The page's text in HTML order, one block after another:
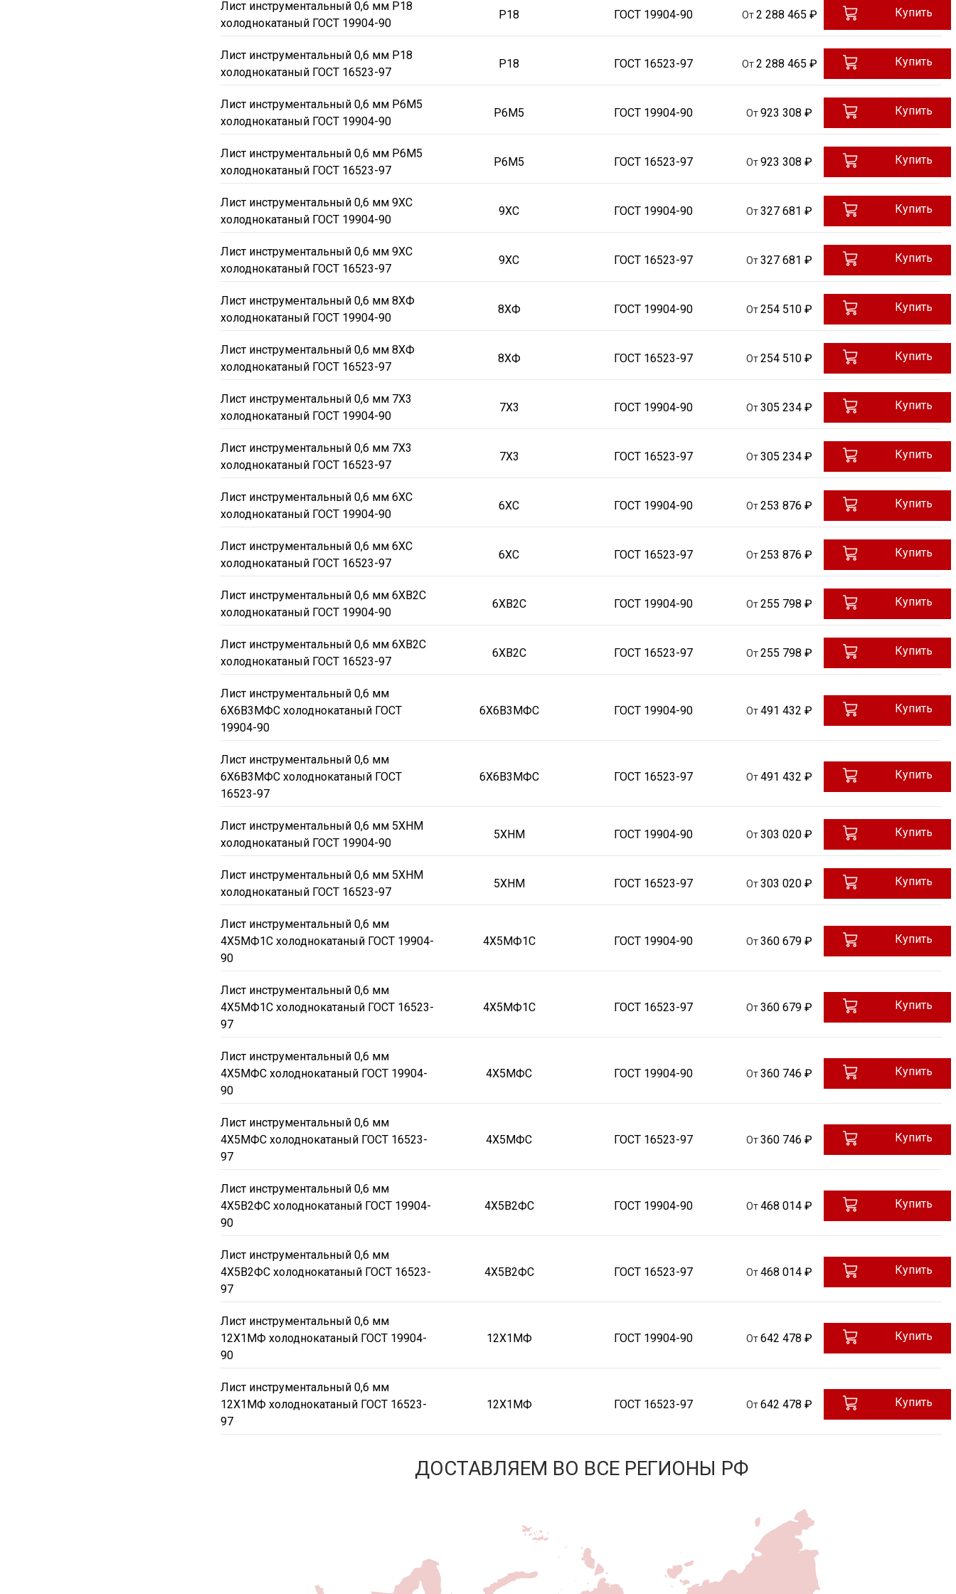
Лист инструментальный 0,6 мм Р18
холоднокатаный ГОСТ 19904-90
Р18 ГОСТ 19904-90 От2 288 465 ₽ Купить
Лист инструментальный 0,6 мм Р18
холоднокатаный ГОСТ 16523-97
Р18 ГОСТ 16523-97 От2 288 465 ₽ Купить
Лист инструментальный 0,6 мм Р6М5
холоднокатаный ГОСТ 19904-90
Р6М5 ГОСТ 19904-90 От 923 308 ₽ Купить
Лист инструментальный 0,6 мм Р6М5
холоднокатаный ГОСТ 16523-97
Р6М5 ГОСТ 16523-97 От 923 308 ₽ Купить
Лист инструментальный 0,6 мм 9ХС
холоднокатаный ГОСТ 19904-90
9ХС ГОСТ 19904-90 От 327 681 ₽ Купить
Лист инструментальный 0,6 мм 9ХС
холоднокатаный ГОСТ 16523-97
9ХС ГОСТ 16523-97 От 327 681 ₽ Купить
Лист инструментальный 0,6 мм 8ХФ
холоднокатаный ГОСТ 19904-90
8ХФ ГОСТ 19904-90 От 254 510 ₽ Купить
Лист инструментальный 0,6 мм 8ХФ
холоднокатаный ГОСТ 16523-97
8ХФ ГОСТ 16523-97 От 254 510 ₽ Купить
Лист инструментальный 0,6 мм 7Х3
холоднокатаный ГОСТ 19904-90
7Х3 ГОСТ 19904-90 От 305 234 ₽ Купить
Лист инструментальный 0,6 мм 7Х3
холоднокатаный ГОСТ 16523-97
7Х3 ГОСТ 16523-97 От 305 234 ₽ Купить
Лист инструментальный 0,6 мм 6ХС
холоднокатаный ГОСТ 19904-90
6ХС ГОСТ 19904-90 От 253 876 ₽ Купить
Лист инструментальный 0,6 мм 6ХС
холоднокатаный ГОСТ 16523-97
6ХС ГОСТ 16523-97 От 253 876 ₽ Купить
Лист инструментальный 0,6 мм 6ХВ2С
холоднокатаный ГОСТ 19904-90
6ХВ2С ГОСТ 19904-90 От 255 798 ₽ Купить
Лист инструментальный 0,6 мм 6ХВ2С
холоднокатаный ГОСТ 16523-97
6ХВ2С ГОСТ 16523-97 От 255 798 ₽ Купить
Лист инструментальный 0,6 мм
6Х6В3МФС холоднокатаный ГОСТ
19904-90
6Х6В3МФС ГОСТ 19904-90 От 491 432 ₽ Купить
Лист инструментальный 0,6 мм
6Х6В3МФС холоднокатаный ГОСТ
16523-97
6Х6В3МФС ГОСТ 16523-97 От 491 432 ₽ Купить
Лист инструментальный 0,6 мм 5ХНМ
холоднокатаный ГОСТ 19904-90
5ХНМ ГОСТ 19904-90 От 303 020 ₽ Купить
Лист инструментальный 0,6 мм 5ХНМ
холоднокатаный ГОСТ 16523-97
5ХНМ ГОСТ 16523-97 От 303 020 ₽ Купить
Лист инструментальный 0,6 мм
4Х5МФ1С холоднокатаный ГОСТ 19904-
90
4Х5МФ1С ГОСТ 19904-90 От 360 679 ₽ Купить
Лист инструментальный 0,6 мм
4Х5МФ1С холоднокатаный ГОСТ 16523-
97
4Х5МФ1С ГОСТ 16523-97 От 360 679 ₽ Купить
Лист инструментальный 0,6 мм
4Х5МФС холоднокатаный ГОСТ 19904-
90
4Х5МФС ГОСТ 19904-90 От 360 746 ₽ Купить
Лист инструментальный 0,6 мм
4Х5МФС холоднокатаный ГОСТ 16523-
97
4Х5МФС ГОСТ 16523-97 От 360 746 ₽ Купить
Лист инструментальный 0,6 мм
4Х5В2ФС холоднокатаный ГОСТ 19904-
90
4Х5В2ФС ГОСТ 19904-90 От 468 014 ₽ Купить
Лист инструментальный 0,6 мм
4Х5В2ФС холоднокатаный ГОСТ 16523-
97
4Х5В2ФС ГОСТ 16523-97 От 468 014 ₽ Купить
Лист инструментальный 0,6 мм
12Х1МФ холоднокатаный ГОСТ 19904-
90
12Х1МФ ГОСТ 19904-90 От 642 478 ₽ Купить
Лист инструментальный 0,6 мм
12Х1МФ холоднокатаный ГОСТ 16523-
97
12Х1МФ ГОСТ 16523-97 От 642 478 ₽ Купить
ДОСТАВЛЯЕМ ВО ВСЕ РЕГИОНЫ РФ